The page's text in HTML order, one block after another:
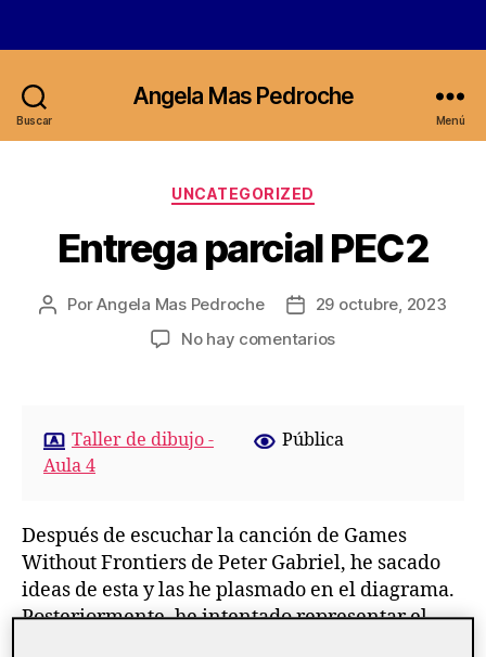
Buscar
Angela Mas Pedroche
Menú
Categorías
UNCATEGORIZED
Entrega parcial PEC2
Autor
PorAngela Mas Pedroche
Fecha29 octubre, 2023
No hay comentariosen
Taller de dibujo -
Aula 4
Pública
Después de escuchar la canción de Games
Without Frontiers de Peter Gabriel, he sacado
ideas de esta y las he plasmado en el diagrama.
Posteriormente, he intentado representar el